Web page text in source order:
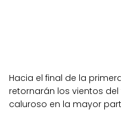
Hacia el final de la
retornarán los vientos
caluroso en la mayor